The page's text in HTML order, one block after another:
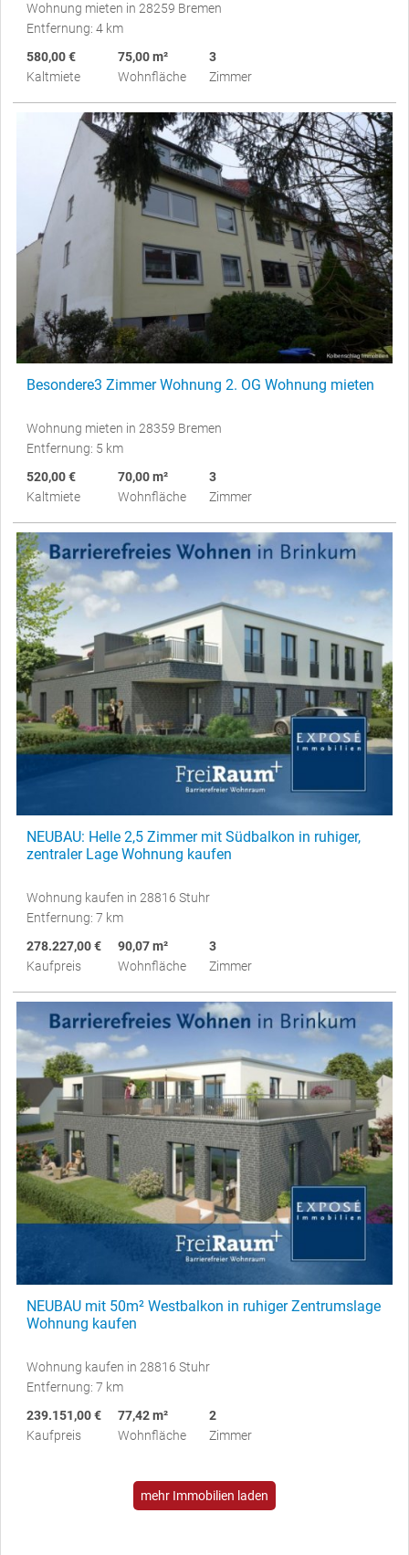
Wohnung mieten in 28259 Bremen
Entfernung: 4 km
580,00 €
Kaltmiete
75,00 m²
Wohnfläche
3
Zimmer
Besondere3 Zimmer Wohnung 2. OG Wohnung mieten
Wohnung mieten in 28359 Bremen
Entfernung: 5 km
520,00 €
Kaltmiete
70,00 m²
Wohnfläche
3
Zimmer
NEUBAU: Helle 2,5 Zimmer mit Südbalkon in ruhiger,
zentraler Lage Wohnung kaufen
Wohnung kaufen in 28816 Stuhr
Entfernung: 7 km
278.227,00 €
Kaufpreis
90,07 m²
Wohnfläche
3
Zimmer
NEUBAU mit 50m² Westbalkon in ruhiger Zentrumslage
Wohnung kaufen
Wohnung kaufen in 28816 Stuhr
Entfernung: 7 km
239.151,00 €
Kaufpreis
77,42 m²
Wohnfläche
2
Zimmer
mehr Immobilien laden